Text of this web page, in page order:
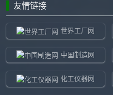
友情链接
世界工厂网
中国制造网
化工仪器网